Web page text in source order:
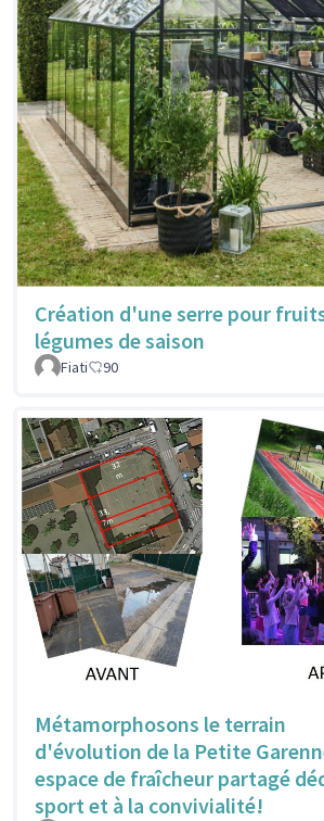
Création d'une serre pour
légumes de saison
Fiati 90
Métamorphosons le terrain
d'évolution de la Petite
espace de fraîcheur partagé
sport et à la convivialité!